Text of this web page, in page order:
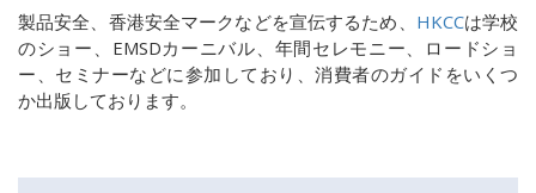
製品安全、香港安全マークなどを宣伝するため、 HKCCは学校
のショー、 EMSDカーニバル、年間セレモニー、ロードショ
ー、セミナーなどに参加しており、消費者のガイドをいくつ
か出版しております。